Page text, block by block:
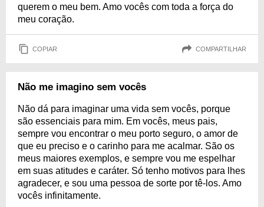
querem o meu bem. Amo vocês com toda a força do
meu coração.
COPIAR COMPARTILHAR
Não me imagino sem vocês
Não dá para imaginar uma vida sem vocês, porque
são essenciais para mim. Em vocês, meus pais,
sempre vou encontrar o meu porto seguro, o amor de
que eu preciso e o carinho para me acalmar. São os
meus maiores exemplos, e sempre vou me espelhar
em suas atitudes e caráter. Só tenho motivos para lhes
agradecer, e sou uma pessoa de sorte por tê-los. Amo
vocês infinitamente.